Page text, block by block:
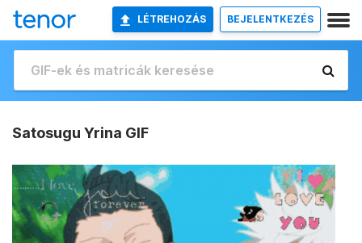
LÉTREHOZÁS BEJELENTKEZÉS
Satosugu Yrina GIF